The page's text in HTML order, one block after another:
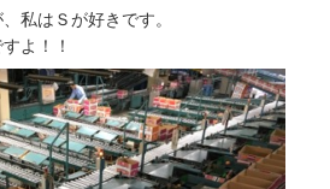
私はＳが好きです。
よ！！